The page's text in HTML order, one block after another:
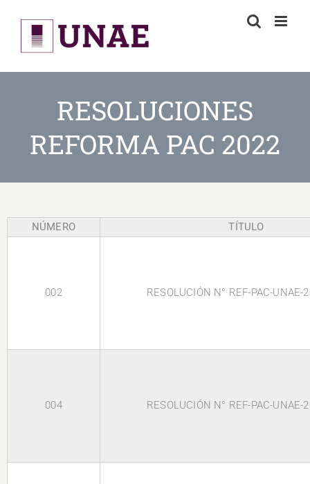
content
RESOLUCIONES
REFORMA PAC 2022
NÚMERO TÍTULO
002 RESOLUCIÓN N° REF-PAC-UNAE-
004 RESOLUCIÓN N° REF-PAC-UNAE-